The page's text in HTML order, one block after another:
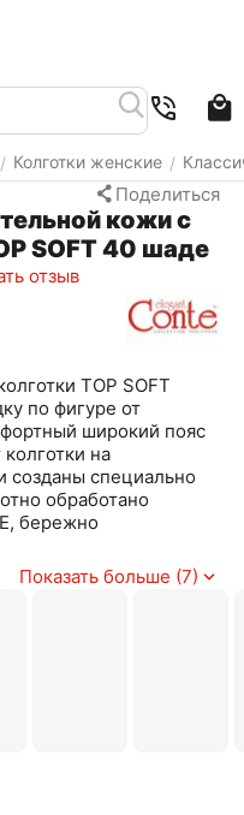
/ Колготки женские /
Поделиться
кожи с
SOFT 40 шаде
отзыв
TOР SOFT
по фигуре от
широкий пояс
на
созданы специально
обработано
бережно
Показать больше (7)